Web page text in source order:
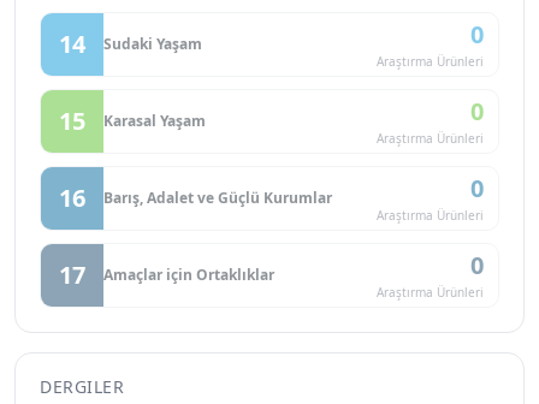
14 Sudaki Yaşam 0
Araştırma Ürünleri
15 Karasal Yaşam 0
Araştırma Ürünleri
16 Barış, Adalet ve Güçlü Kurumlar 0
Araştırma Ürünleri
17 Amaçlar için Ortaklıklar 0
Araştırma Ürünleri
DERGILER